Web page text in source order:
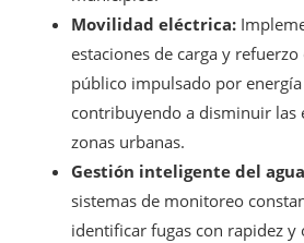
Movilidad eléctrica:
estaciones de carga y
público impulsado por
contribuyendo a disminuir las
zonas urbanas.
Gestión inteligente del
sistemas de monitoreo
identificar fugas con rapidez y